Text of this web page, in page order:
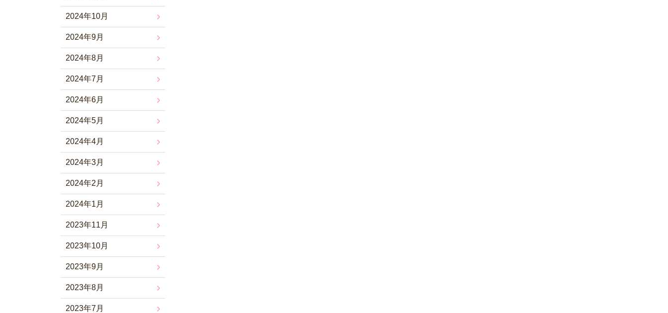
2024年10月
2024年9月
2024年8月
2024年7月
2024年6月
2024年5月
2024年4月
2024年3月
2024年2月
2024年1月
2023年11月
2023年10月
2023年9月
2023年8月
2023年7月